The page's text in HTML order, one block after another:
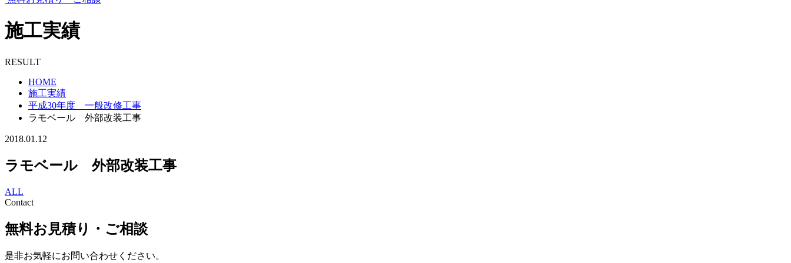
施工実績
RESULT
HOME
施工実績
平成30年度 一般改修工事
ラモベール 外部改装工事
2018.01.12
ラモベール 外部改装工事
ALL
Contact
無料お見積り・ご相談
是非お気軽にお問い合わせください。